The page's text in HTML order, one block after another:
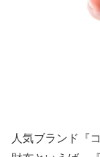
人気ブランド『